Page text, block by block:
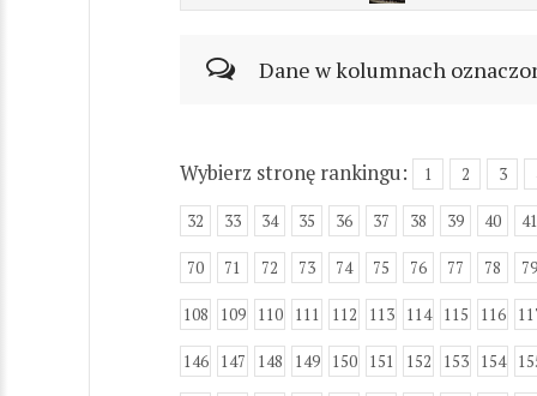
Dane w kolumnach
Wybierz stronę rankingu: 1 2 3
32 33 34 35 36 37 38 39 40 41
70 71 72 73 74 75 76 77 78 79
108 109 110 111 112 113 114 115 116
146 147 148 149 150 151 152 153 154